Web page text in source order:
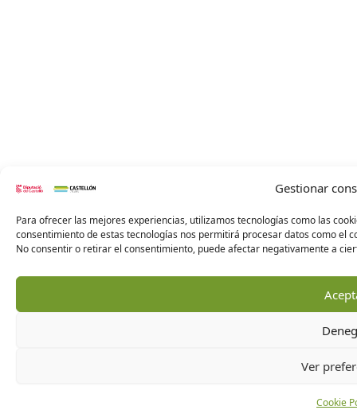
Gestionar
Para ofrecer las mejores experiencias, utilizamos tecnologías como las
consentimiento de estas tecnologías nos permitirá procesar datos como el
No consentir o retirar el consentimiento, puede afectar negativamente a
Ver
Cookie